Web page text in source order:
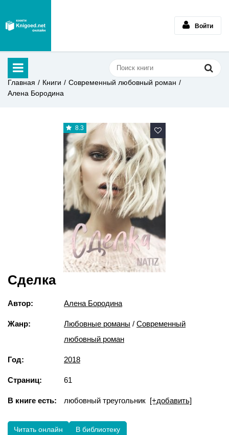
Войти
Главная Книги
Современный любовный роман
Алена Бородина
8.3
Сделка
Автор: Алена Бородина
Жанр: Любовные романы / Современный
любовный роман
Год: 2018
Страниц: 61
В книге есть: любовный треугольник [+добавить]
Читать онлайн В библиотеку